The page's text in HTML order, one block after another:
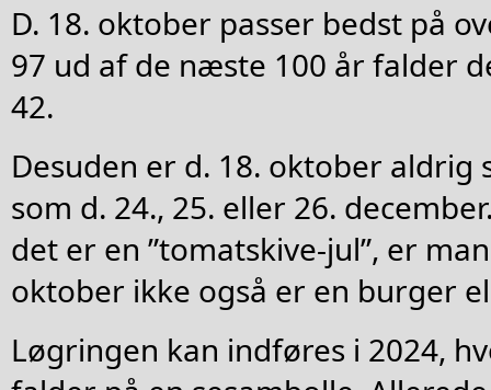
D. 18. oktober passer bedst på
97 ud af de næste 100 år falder
42.
Desuden er d. 18. oktober aldrig
som d. 24., 25. eller 26.
det er en ”tomatskive-jul”, er
oktober ikke også er en burger
Løgringen kan indføres i 2024,